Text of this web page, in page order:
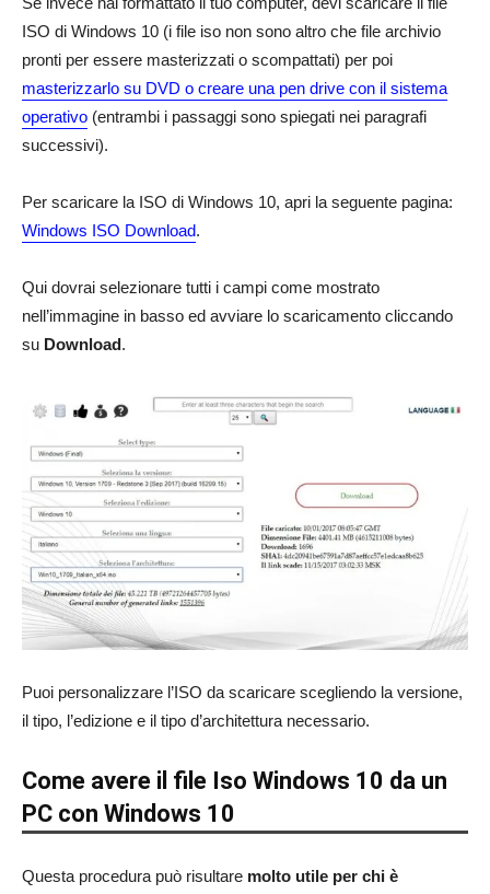
ISO di Windows 10 (i file iso non sono altro che file archivio
pronti per essere masterizzati o scompattati) per poi
masterizzarlo su DVD o creare una pen drive con il sistema
operativo (entrambi i passaggi sono spiegati nei paragrafi
successivi).
Per scaricare la ISO di Windows 10, apri la seguente pagina:
Windows ISO Download.
Qui dovrai selezionare tutti i campi come mostrato
nell’immagine in basso ed avviare lo scaricamento cliccando
su Download.
Puoi personalizzare l’ISO da scaricare scegliendo la versione,
il tipo, l’edizione e il tipo d’architettura necessario.
Come avere il file Iso Windows 10 da un
PC con Windows 10
Questa procedura può risultare molto utile per chi è